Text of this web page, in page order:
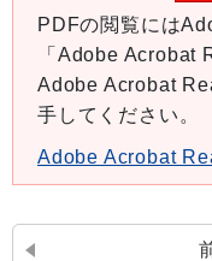
PDFの閲覧には
「Adobe Acrobat
Adobe Acrobat
手してください。
Adobe Acrobat